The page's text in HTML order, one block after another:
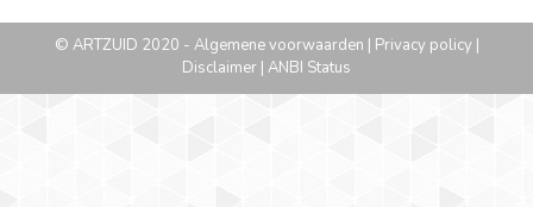
© ARTZUID 2020 - Algemene voorwaarden | Privacy policy |
Disclaimer | ANBI Status